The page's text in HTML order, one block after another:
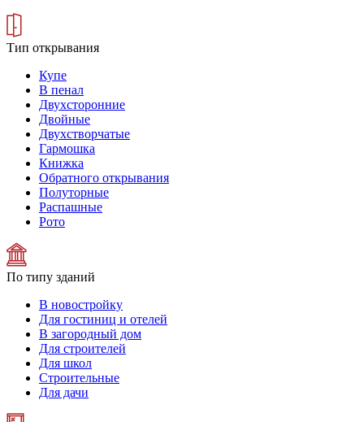
Тип открывания
Купе
В пенал
Двухсторонние
Двойные
Двухстворчатые
Гармошка
Книжка
Обратного открывания
Полуторные
Распашные
Рото
По типу зданий
В новостройку
Для гостиниц и отелей
В загородный дом
Для строителей
Для школ
Строительные
Для дачи